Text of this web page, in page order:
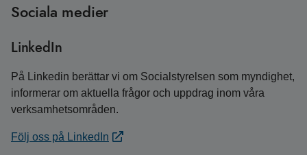
Sociala medier
LinkedIn
På Linkedin berättar vi om Socialstyrelsen som myndighet,
informerar om aktuella frågor och uppdrag inom våra
verksamhetsområden.
Följ oss på LinkedIn